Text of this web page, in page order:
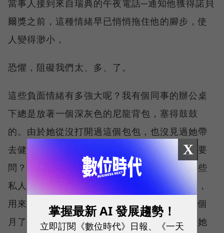
當事人接到來自瑞典的午夜電話─通知他獲得諾貝
爾獎之前，這種情緒早已悄悄拖住他的腳步，使
人變得渺小，
恐懼，阻礙我們太、多、了。
這些負面情緒有多強大呢？我有個同事的辦公桌
下總是放著一個深灰色的尼龍背包，塞得鼓鼓
的。由於她從沒打開過這個包包，也沒見過她帶
去健身房，我就問她裡頭裝了什麼。（為什麼要
問？請參見〈多事〉章節。）她坦言：「都是些
私人物品，小擺飾、照片相框等等。你知道的，
用來放在辦公桌上的。」儘管她已經到職好幾個
月了，卻還是很擔心公司會突然發現當初錄取她
X
掌握最新 AI 發展趨勢！
立即訂閱《數位時代》日報、《一天